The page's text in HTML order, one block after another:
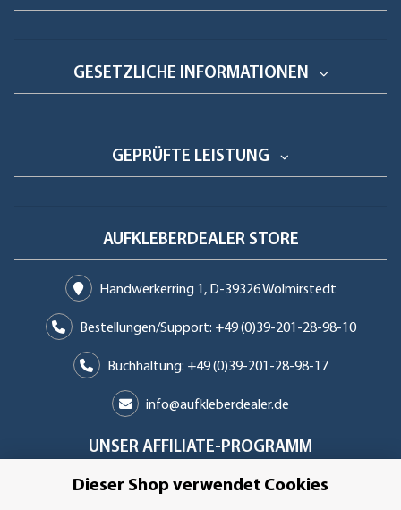
GESETZLICHE INFORMATIONEN
GEPRÜFTE LEISTUNG
AUFKLEBERDEALER STORE
Handwerkerring 1, D-39326 Wolmirstedt
Bestellungen/Support: +49 (0)39-201-28-98-10
Buchhaltung: +49 (0)39-201-28-98-17
info@aufkleberdealer.de
UNSER AFFILIATE-PROGRAMM
Dieser Shop verwendet Cookies